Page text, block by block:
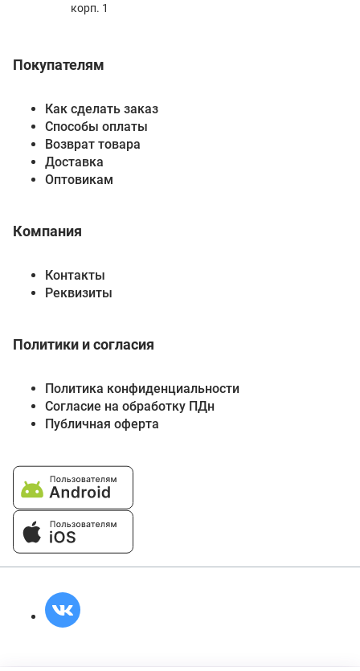
Покупателям
Как сделать заказ
Способы оплаты
Возврат товара
Доставка
Оптовикам
Компания
Контакты
Реквизиты
Политики и согласия
Политика конфиденциальности
Согласие на обработку ПДн
Публичная оферта
корп. 1